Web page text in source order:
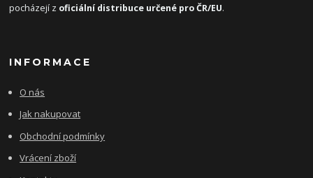
pocházejí z oficiální distribuce určené pro ČR/EU.
INFORMACE
O nás
Jak nakupovat
Obchodní podmínky
Vrácení zboží